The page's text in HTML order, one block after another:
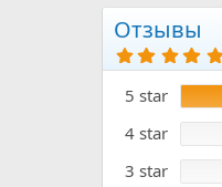
Отзывы
5 star
4 star
3 star